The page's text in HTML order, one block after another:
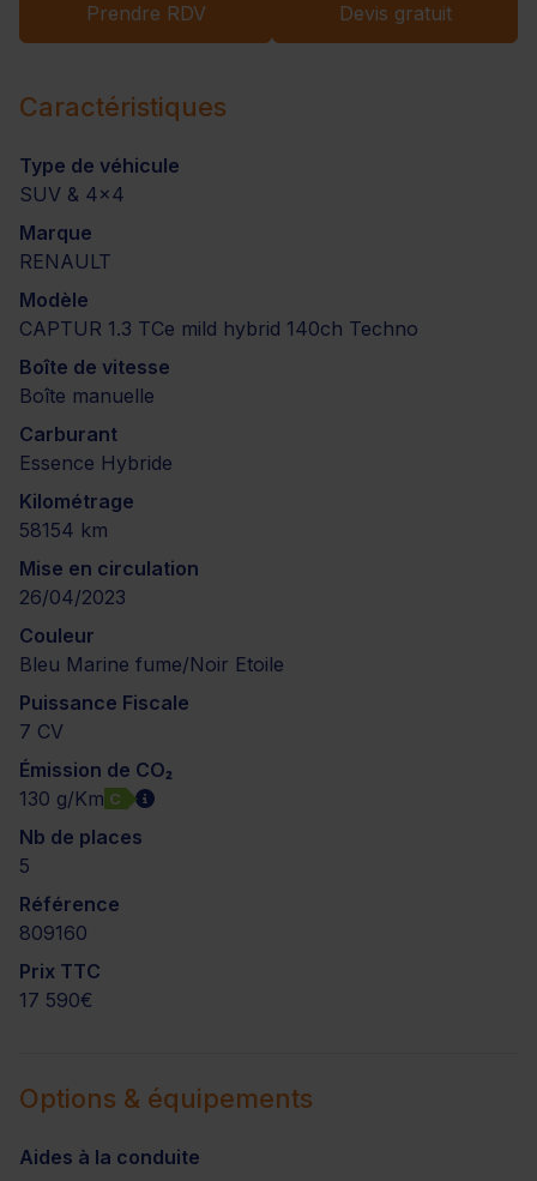
Prendre RDV Devis gratuit
Caractéristiques
Type de véhicule
SUV & 4x4
Marque
RENAULT
Modèle
CAPTUR 1.3 TCe mild hybrid 140ch Techno
Boîte de vitesse
Boîte manuelle
Carburant
Essence Hybride
Kilométrage
58154 km
Mise en circulation
26/04/2023
Couleur
Bleu Marine fume/Noir Etoile
Puissance Fiscale
7 CV
Émission de CO₂
130 g/Km C
Nb de places
5
Référence
809160
Prix TTC
17 590€
Options & équipements
Aides à la conduite